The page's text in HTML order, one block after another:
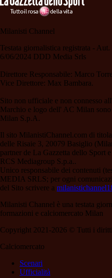
Milanisti Channel
Testata giornalistica registrata -
6/06/2024 DDD Media Srls
Direttore Responsabile: Marco
Vice Direttore: Max Bambara.
Sito non ufficiale e non connesso
Marchio e logo dell' AC Milan
Milan S.p.A.
Il sito MilanistiChannel.com di
delle Risaie 3, 20079 Basiglio
partner de La Gazzetta dello Sport
RCS Mediagroup S.p.a..
Unico responsabile dei contenuti
MEDIA SRLS; per ogni
del Sito scrivere a
Milanisti Channel è una testata
formazioni e calciomercato Milan
Copyright 2021-2026 © Tutti i
Calciomercato
Scenari
Ufficialità